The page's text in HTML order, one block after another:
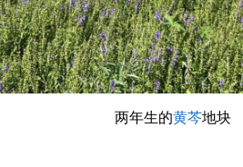
两年生的黄芩地块